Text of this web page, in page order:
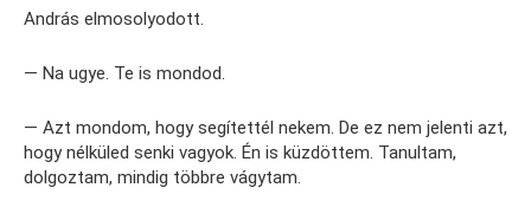
András elmosolyodott.
— Na ugye. Te is mondod.
— Azt mondom, hogy segítettél nekem. De ez nem jelenti azt,
hogy nélküled senki vagyok. Én is küzdöttem. Tanultam,
dolgoztam, mindig többre vágytam.